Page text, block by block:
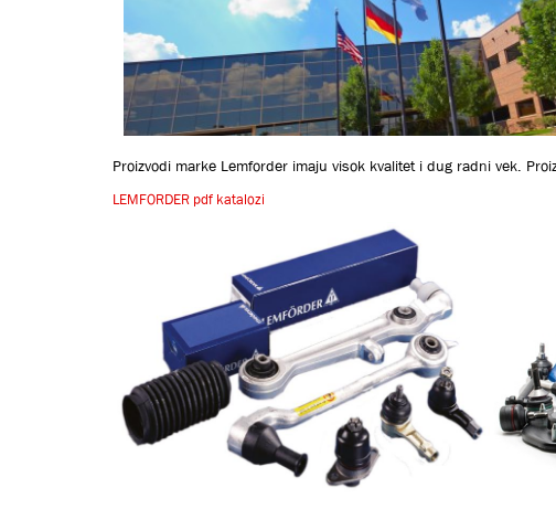
Proizvodi marke Lemforder imaju visok kvalitet i dug radni vek.
LEMFORDER pdf katalozi